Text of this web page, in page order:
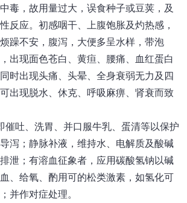
毒，故用量过大，误食种子或豆荚，及
反应。初感咽干、上腹饱胀及灼热感，
躁不安，腹泻，大便多呈水样，带泡
出现面色苍白、黄疸、腰痛、血红蛋白
时出现头痛、头晕、全身衰弱无力及四
出现脱水、休克、呼吸麻痹、肾衰而致
催吐、洗胃、并口服牛乳、蛋清等以保护
泻；静脉补液，维持水、电解质及酸碱
泄；有溶血征象者，应用碳酸氢钠以碱
、给氧、酌用可的松类激素，如氢化可
并作对症处理。